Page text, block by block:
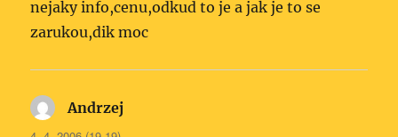
nejaky info,cenu,odkud to je a jak je to se
zarukou,dik moc
Andrzej